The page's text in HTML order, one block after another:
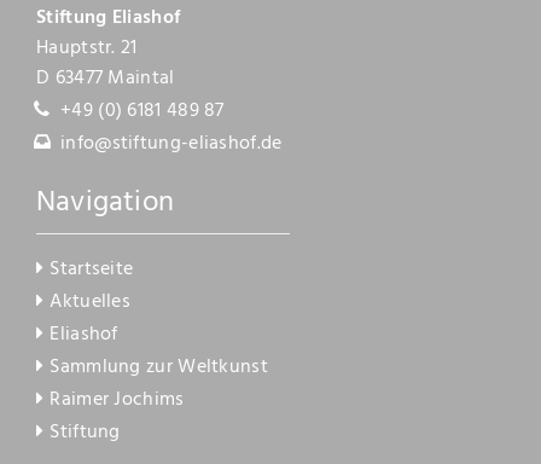
Stiftung Eliashof
Hauptstr. 21
D 63477 Maintal
+49 (0) 6181 489 87
info@stiftung-eliashof.de
Navigation
Startseite
Aktuelles
Eliashof
Sammlung zur Weltkunst
Raimer Jochims
Stiftung